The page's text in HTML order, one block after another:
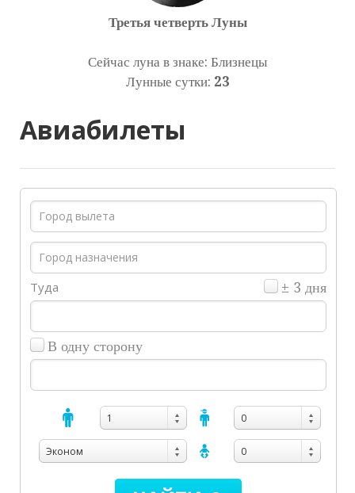
Третья четверть Луны
Сейчас луна в знаке: Близнецы
Лунные сутки: 23
Авиабилеты
Туда ± 3 дня
В одну сторону
1 0
Эконом 0